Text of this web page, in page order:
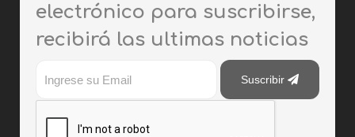
electrónico para suscribirse,
recibirá las ultimas noticias
Suscribir